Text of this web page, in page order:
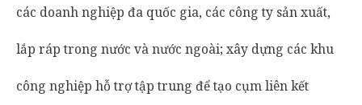
các doanh nghiệp đa quốc gia, các công ty sản xuất,
lắp ráp trong nước và nước ngoài; xây dựng các khu
công nghiệp hỗ trợ tập trung để tạo cụm liên kết